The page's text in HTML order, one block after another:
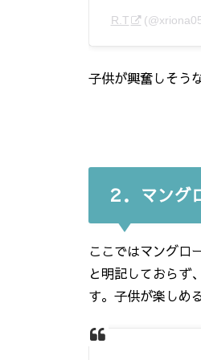
R.T
子供が興奮しそう
２．マング
ここではマングロ
と明記しておらず
す。子供が楽しめ